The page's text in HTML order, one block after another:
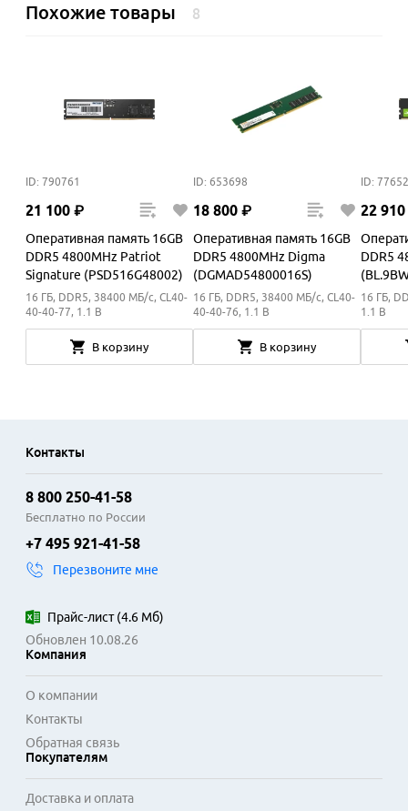
Похожие товары 8
ID: 790761
21 100 ₽
Оперативная память 16GB
DDR5 4800MHz Patriot
Signature (PSD516G48002)
16 ГБ, DDR5, 38400 МБ/с, CL40-
40-40-77, 1.1 В
В корзину
ID: 653698
18 800 ₽
Оперативная память 16GB
DDR5 4800MHz Digma
(DGMAD54800016S)
16 ГБ, DDR5, 38400 МБ/с, CL40-
40-40-76, 1.1 В
В корзину
ID:
22 910
DDR5
16 ГБ,
1.1 В
Контакты
8 800 250-41-58
Бесплатно по России
+7 495 921-41-58
Перезвоните мне
Прайс-лист(4.6 Мб)
Обновлен 10.08.26
Компания
О компании
Контакты
Обратная связь
Покупателям
Доставка и оплата